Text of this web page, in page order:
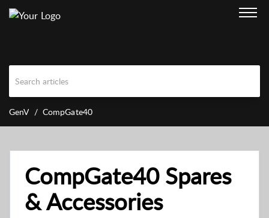
GenV CompGate40
CompGate40 Spares
& Accessories